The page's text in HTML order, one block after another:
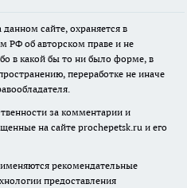
сайте, охраняется в
РФ об авторском праве и не
в какой бы то ни было форме, в
переработке не иначе
за комментарии и
на сайте prochepetsk.ru и его
рекомендательные
предоставления